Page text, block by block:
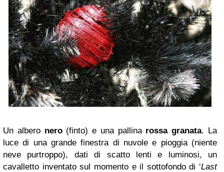
Un albero nero(finto) e una pallina rossa granata. La
luce di una grande finestra di nuvole e pioggia (niente
neve purtroppo), dati di scatto lenti e luminosi, un
cavalletto inventato sul momento e il sottofondo di ‘Last